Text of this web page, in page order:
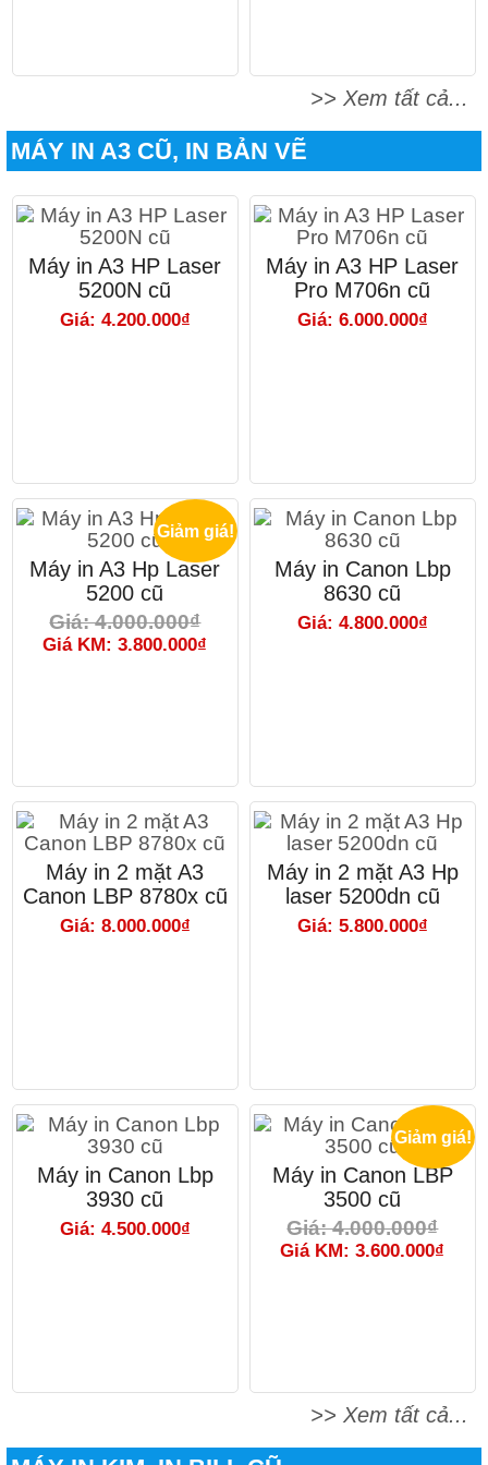
>> Xem tất cả...
MÁY IN A3 CŨ, IN BẢN VẼ
Máy in A3 HP Laser
5200N cũ
Giá: 4.200.000₫
Máy in A3 HP Laser
Pro M706n cũ
Giá: 6.000.000₫
Giảm giá!
Máy in A3 Hp Laser
5200 cũ
Giá: 4.000.000₫
Giá KM: 3.800.000₫
Máy in Canon Lbp
8630 cũ
Giá: 4.800.000₫
Máy in 2 mặt A3
Canon LBP 8780x cũ
Giá: 8.000.000₫
Máy in 2 mặt A3 Hp
laser 5200dn cũ
Giá: 5.800.000₫
Máy in Canon Lbp
3930 cũ
Giá: 4.500.000₫
Giảm giá!
Máy in Canon LBP
3500 cũ
Giá: 4.000.000₫
Giá KM: 3.600.000₫
>> Xem tất cả...